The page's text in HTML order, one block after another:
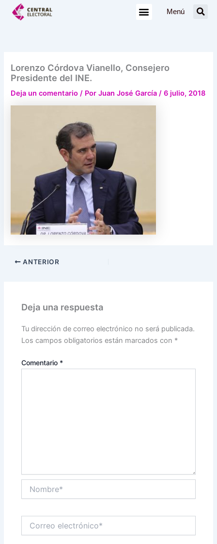
Menú
Lorenzo Córdova Vianello, Consejero
Presidente del INE.
Deja un comentario / PorJuan José García/6 julio, 2018
ANTERIOR
Deja una respuesta
Tu dirección de correo electrónico no será publicada.
Los campos obligatorios están marcados con *
Comentario *
electrónico*